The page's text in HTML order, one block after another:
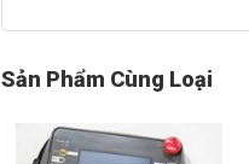
Sản Phẩm Cùng Loại